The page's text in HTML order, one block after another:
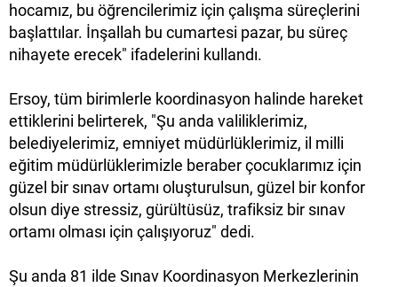
hocamız, bu öğrencilerimiz için çalışma süreçlerini
başlattılar. İnşallah bu cumartesi pazar, bu süreç
nihayete erecek" ifadelerini kullandı.
Ersoy, tüm birimlerle koordinasyon halinde hareket
ettiklerini belirterek, "Şu anda valiliklerimiz,
belediyelerimiz, emniyet müdürlüklerimiz, il milli
eğitim müdürlüklerimizle beraber çocuklarımız için
güzel bir sınav ortamı oluşturulsun, güzel bir konfor
olsun diye stressiz, gürültüsüz, trafiksiz bir sınav
ortamı olması için çalışıyoruz" dedi.
Şu anda 81 ilde Sınav Koordinasyon Merkezlerinin